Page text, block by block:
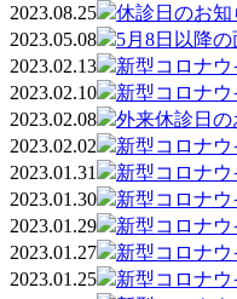
2023.08.25
休診日のお知
2023.05.08
5月8日以降
2023.02.13
新型コロナ
2023.02.10
新型コロナ
2023.02.08
外来休診日の
2023.02.02
新型コロナ
2023.01.31
新型コロナ
2023.01.30
新型コロナ
2023.01.29
新型コロナ
2023.01.27
新型コロナ
2023.01.25
新型コロナ